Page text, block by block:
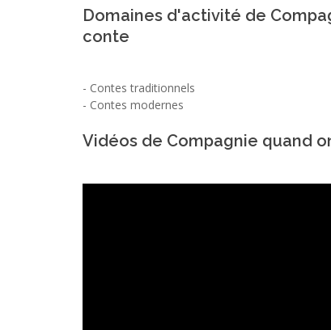
Domaines d'activité de
conte
- Contes traditionnels
- Contes modernes
Vidéos de Compagnie quand